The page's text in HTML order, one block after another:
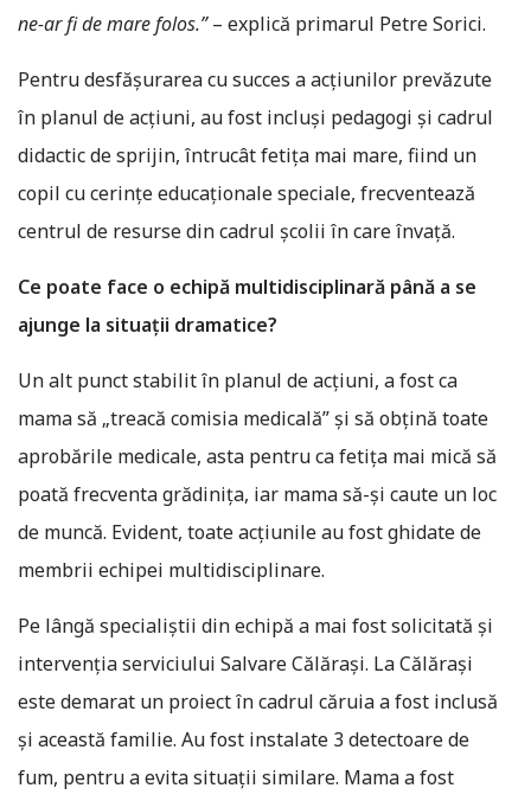
ne-ar fi de mare folos.”– explică primarul Petre Sorici.
Pentru desfășurarea cu succes a acțiunilor prevăzute
în planul de acțiuni, au fost incluși pedagogi și cadrul
didactic de sprijin, întrucât fetița mai mare, fiind un
copil cu cerințe educaționale speciale, frecventează
centrul de resurse din cadrul școlii în care învață.
Ce poate face o echipă multidisciplinară până a se
ajunge la situaţii dramatice?
Un alt punct stabilit în planul de acțiuni, a fost ca
mama să „treacă comisia medicală” și să obțină toate
aprobările medicale, asta pentru ca fetița mai mică să
poată frecventa grădinița, iar mama să-și caute un loc
de muncă. Evident, toate acțiunile au fost ghidate de
membrii echipei multidisciplinare.
Pe lângă specialiștii din echipă a mai fost solicitată și
intervenția serviciului Salvare Călărași. La Călărași
este demarat un proiect în cadrul căruia a fost inclusă
și această familie. Au fost instalate 3 detectoare de
fum, pentru a evita situații similare. Mama a fost